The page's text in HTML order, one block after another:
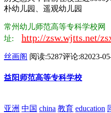
朴幼儿园、遥观幼儿园
常州幼儿师范高等专科学校网
址: http://zsw.wjtts.net/
丝画阁 阅读:5287评论:82023-
益阳师范高等专科学校
亚洲 中国 china 教育 education